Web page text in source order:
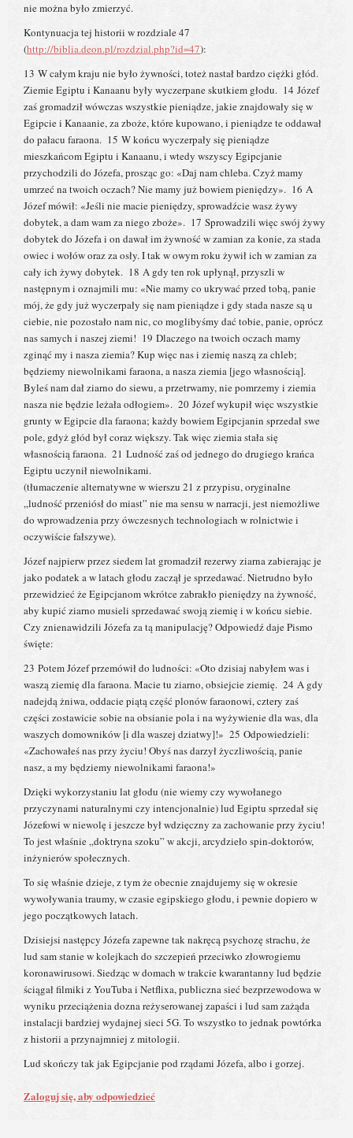
nie można było zmierzyć.
Kontynuacja tej historii w rozdziale 47
(http://biblia.deon.pl/rozdzial.php?id=47):
13 W całym kraju nie było żywności, toteż nastał bardzo ciężki głód.
Ziemie Egiptu i Kanaanu były wyczerpane skutkiem głodu. 14 Józef
zaś gromadził wówczas wszystkie pieniądze, jakie znajdowały się w
Egipcie i Kanaanie, za zboże, które kupowano, i pieniądze te oddawał
do pałacu faraona. 15 W końcu wyczerpały się pieniądze
mieszkańcom Egiptu i Kanaanu, i wtedy wszyscy Egipcjanie
przychodzili do Józefa, prosząc go: «Daj nam chleba. Czyż mamy
umrzeć na twoich oczach? Nie mamy już bowiem pieniędzy». 16 A
Józef mówił: «Jeśli nie macie pieniędzy, sprowadźcie wasz żywy
dobytek, a dam wam za niego zboże». 17 Sprowadzili więc swój żywy
dobytek do Józefa i on dawał im żywność w zamian za konie, za stada
owiec i wołów oraz za osły. I tak w owym roku żywił ich w zamian za
cały ich żywy dobytek. 18 A gdy ten rok upłynął, przyszli w
następnym i oznajmili mu: «Nie mamy co ukrywać przed tobą, panie
mój, że gdy już wyczerpały się nam pieniądze i gdy stada nasze są u
ciebie, nie pozostało nam nic, co moglibyśmy dać tobie, panie, oprócz
nas samych i naszej ziemi! 19 Dlaczego na twoich oczach mamy
zginąć my i nasza ziemia? Kup więc nas i ziemię naszą za chleb;
będziemy niewolnikami faraona, a nasza ziemia [jego własnością].
Byleś nam dał ziarno do siewu, a przetrwamy, nie pomrzemy i ziemia
nasza nie będzie leżała odłogiem». 20 Józef wykupił więc wszystkie
grunty w Egipcie dla faraona; każdy bowiem Egipcjanin sprzedał swe
pole, gdyż głód był coraz większy. Tak więc ziemia stała się
własnością faraona. 21 Ludność zaś od jednego do drugiego krańca
Egiptu uczynił niewolnikami.
(tłumaczenie alternatywne w wierszu 21 z przypisu, oryginalne
„ludność przeniósł do miast” nie ma sensu w narracji, jest niemożliwe
do wprowadzenia przy ówczesnych technologiach w rolnictwie i
oczywiście fałszywe).
Józef najpierw przez siedem lat gromadził rezerwy ziarna zabierając je
jako podatek a w latach głodu zaczął je sprzedawać. Nietrudno było
przewidzieć że Egipcjanom wkrótce zabrakło pieniędzy na żywność,
aby kupić ziarno musieli sprzedawać swoją ziemię i w końcu siebie.
Czy znienawidzili Józefa za tą manipulację? Odpowiedź daje Pismo
święte:
23 Potem Józef przemówił do ludności: «Oto dzisiaj nabyłem was i
waszą ziemię dla faraona. Macie tu ziarno, obsiejcie ziemię. 24 A gdy
nadejdą żniwa, oddacie piątą część plonów faraonowi, cztery zaś
części zostawicie sobie na obsianie pola i na wyżywienie dla was, dla
waszych domowników [i dla waszej dziatwy]!» 25 Odpowiedzieli:
«Zachowałeś nas przy życiu! Obyś nas darzył życzliwością, panie
nasz, a my będziemy niewolnikami faraona!»
Dzięki wykorzystaniu lat głodu (nie wiemy czy wywołanego
przyczynami naturalnymi czy intencjonalnie) lud Egiptu sprzedał się
Józefowi w niewolę i jeszcze był wdzięczny za zachowanie przy życiu!
To jest właśnie „doktryna szoku” w akcji, arcydzieło spin-doktorów,
inżynierów społecznych.
To się właśnie dzieje, z tym że obecnie znajdujemy się w okresie
wywoływania traumy, w czasie egipskiego głodu, i pewnie dopiero w
jego początkowych latach.
Dzisiejsi następcy Józefa zapewne tak nakręcą psychozę strachu, że
lud sam stanie w kolejkach do szczepień przeciwko złowrogiemu
koronawirusowi. Siedząc w domach w trakcie kwarantanny lud będzie
ściągał filmiki z YouTuba i Netflixa, publiczna sieć bezprzewodowa w
wyniku przeciążenia dozna reżyserowanej zapaści i lud sam zażąda
instalacji bardziej wydajnej sieci 5G. To wszystko to jednak powtórka
z historii a przynajmniej z mitologii.
Lud skończy tak jak Egipcjanie pod rządami Józefa, albo i gorzej.
Zaloguj się, aby odpowiedzieć